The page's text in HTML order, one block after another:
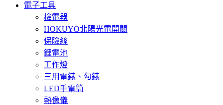
電子工具
檢電器
HOKUYO北陽光電開關
保險絲
鋰電池
工作燈
三用電錶、勾錶
LED手電筒
熱像儀